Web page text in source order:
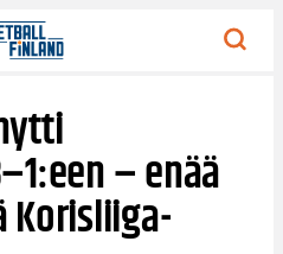
– enää
Korisliiga-